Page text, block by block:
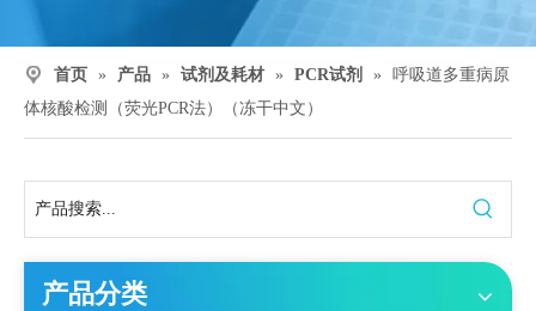
首页 » 产品 » 试剂及耗材 » PCR试剂 »
呼吸道多重病原
体核酸检测（荧光PCR法）（冻干中文）
产品分类